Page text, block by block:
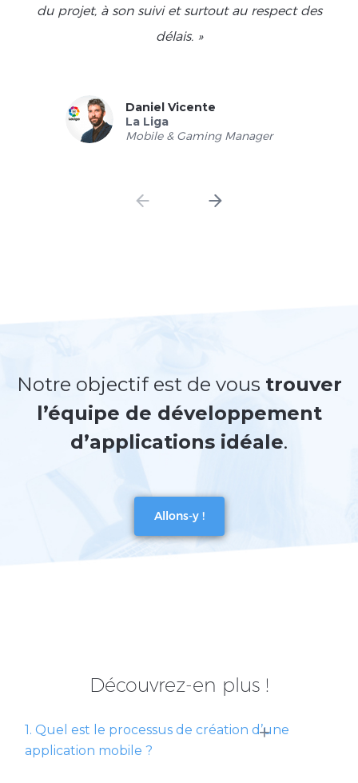
du projet, à son suivi et surtout au respect des
délais. »
Daniel Vicente
La Liga
Mobile & Gaming Manager
Notre objectif est de vous trouver
l’équipe de développement
d’applications idéale.
Allons-y !
Découvrez-en plus !
+
1. Quel est le processus de création d’une
application mobile ?